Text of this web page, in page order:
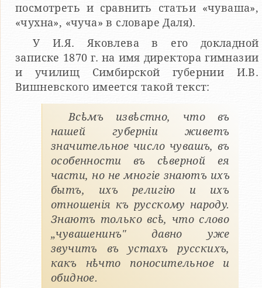
посмотреть и сравнить статьи «чуваша»,
«чухна», «чуча» в словаре Даля).
У И.Я. Яковлева в его докладной
записке 1870 г. на имя директора гимназии
и училищ Симбирской губернии И.В.
Вишневского имеется такой текст:
Всѣмъ извѣстно, что въ
нашей губерніи живетъ
значительное число чувашъ, въ
особенности въ сѣверной ея
части, но не многіе знаютъ ихъ
бытъ, ихъ религію и ихъ
отношенія къ русскому народу.
Знаютъ только всѣ, что слово
„чувашенинъ" давно уже
звучитъ въ устахъ русскихъ,
какъ нѣчто поносительное и
обидное.